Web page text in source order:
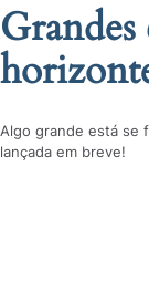
Grandes
Algo grande está se
lançada em breve!